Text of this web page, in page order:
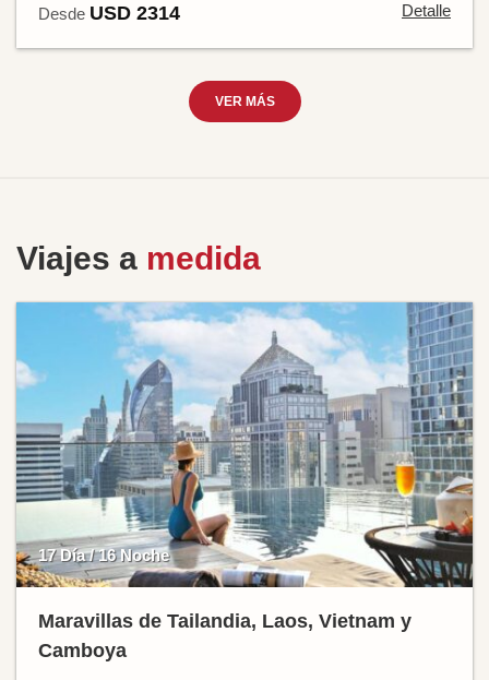
Desde USD 2314 Detalle
VER MÁS
Viajes a medida
17 Día / 16 Noche
Maravillas de Tailandia, Laos, Vietnam y
Camboya